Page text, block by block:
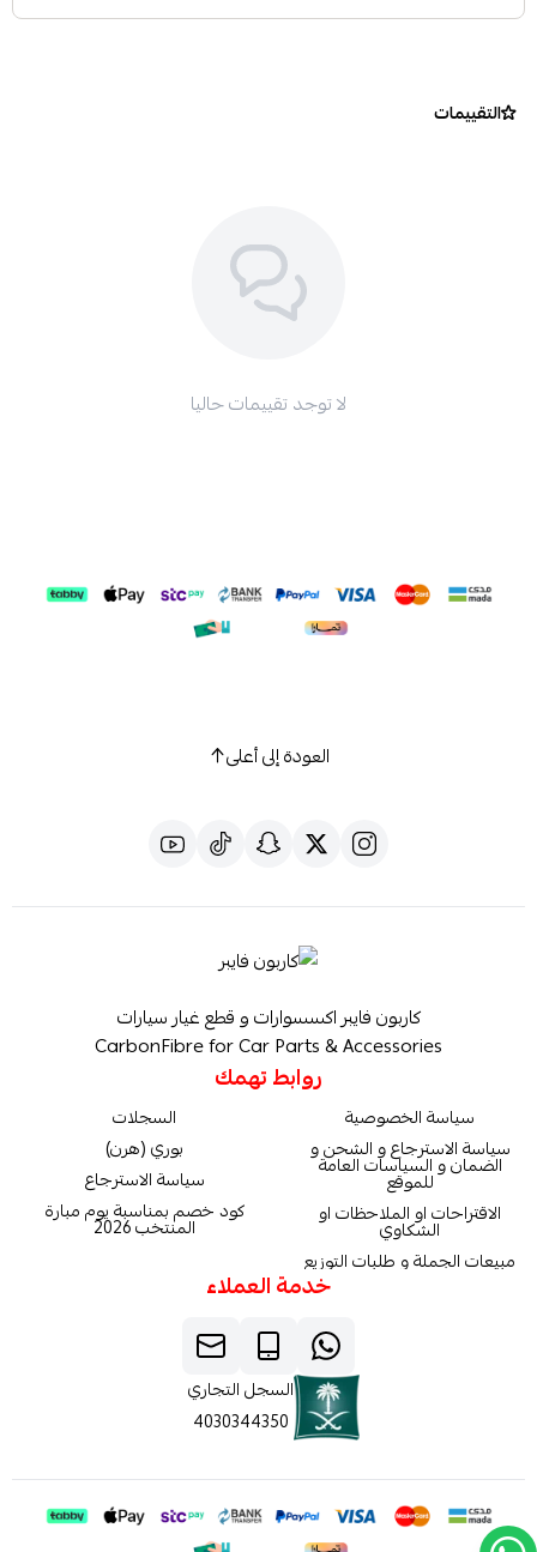
التقييمات
لا توجد تقييمات حاليا
العودة إلى أعلى
كاربون فايبر اكسسوارات و قطع غيار سيارات
CarbonFibre for Car Parts & Accessories
روابط تهمك
سياسة الخصوصية
سياسة الاسترجاع و الشحن و
الضمان و السياسات العامة
للموقع
الاقتراحات او الملاحظات او
الشكاوي
مبيعات الجملة و طلبات التوزيع
السجلات
بوري (هرن)
سياسة الاسترجاع
كود خصم بمناسبة يوم مبارة
المنتخب 2026
خدمة العملاء
السجل التجاري
4030344350